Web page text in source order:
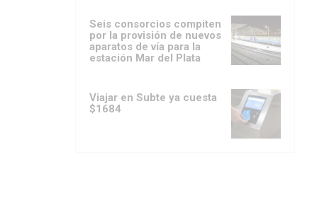
Seis consorcios compiten
por la provisión de nuevos
aparatos de vía para la
estación Mar del Plata
Viajar en Subte ya cuesta
$1684